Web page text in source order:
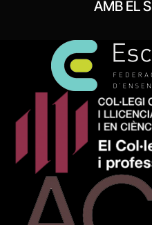
AMB EL